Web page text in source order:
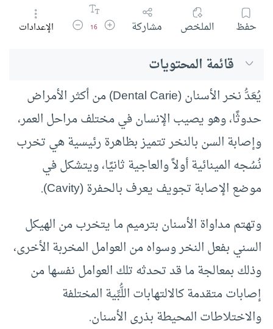
حفظ الملخص مشاركة زيادة حجم الخط
16 تقليل حجم الخط
الإعدادات
قائمة المحتويات
يُعَدُّ نخر الأسنان (Dental Carie) من أكثر الأمراض
حدوثًا، وهو يصيب الإنسان في مختلف مراحل العمر،
وإصابة السن بالنخر تتميز بظاهرة رئيسية هي تخرب
نُسُجه المينائية أولاً والعاجية ثانيًا، ويتشكل في
موضع الإصابة تجويف يعرف بالحفرة (Cavity).
وتهتم مداواة الأسنان بترميم ما يتخرب من الهيكل
السني بفعل النخر وسواه من العوامل المخربة الأخرى،
وذلك بمعالجة ما قد تحدثه تلك العوامل نفسها من
إصابات متقدمة كالالتهابات اللُّبِّية المختلفة
والاختلاطات المحيطة بذرى الأسنان.